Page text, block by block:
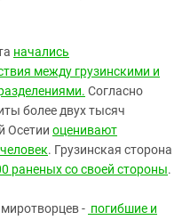
начались
между грузинскими и
Согласно
более двух тысяч
Осетии оценивают
. Грузинская сторона
раненых со своей стороны.
- погибшие и